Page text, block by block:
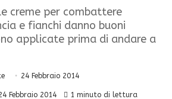
creme per combattere
e fianchi danno buoni
applicate prima di andare a
24 Febbraio 2014
Febbraio 2014 1 minuto di lettura